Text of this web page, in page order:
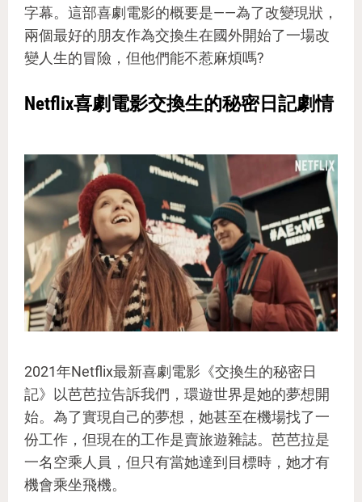
字幕。這部喜劇電影的概要是——為了改變現狀，
兩個最好的朋友作為交換生在國外開始了一場改
變人生的冒險，但他們能不惹麻煩嗎?
Netflix喜劇電影交換生的秘密日記劇情
2021年Netflix最新喜劇電影《交換生的秘密日
記》以芭芭拉告訴我們，環遊世界是她的夢想開
始。為了實現自己的夢想，她甚至在機場找了一
份工作，但現在的工作是賣旅遊雜誌。芭芭拉是
一名空乘人員，但只有當她達到目標時，她才有
機會乘坐飛機。